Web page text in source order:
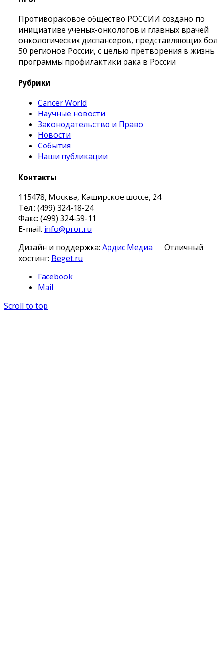
Противораковое общество РОССИИ создано по
инициативе ученых-онкологов и главных врачей
онкологических диспансеров, представляющих
50 регионов России, с целью претворения в жизнь
программы профилактики рака в России
Рубрики
Cancer World
Научные новости
Законодательство и Право
Новости
События
Наши публикации
Контакты
115478, Москва, Каширское шоссе, 24
Тел.: (499) 324-18-24
Факс: (499) 324-59-11
E-mail: info@pror.ru
Дизайн и поддержка: Ардис Медиа
Отличный
хостинг: Beget.ru
Facebook
Mail
Scroll to top